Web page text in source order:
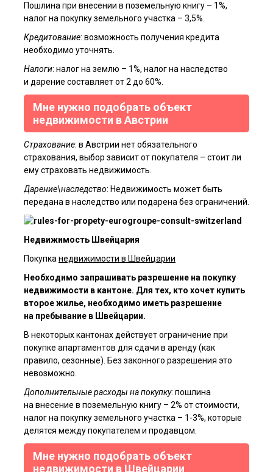
Пошлина при внесении в поземельную книгу – 1%,
налог на покупку земельного участка – 3,5%.
Кредитование: возможность получения кредита
необходимо уточнять.
Налоги: налог на землю – 1%, налог на наследство
и дарение составляет от 2 до 60%.
Мне нужно подобрать объект
недвижимости в Австрии
согласие на обработку персональных данных третьими лицами.
Отправить
Страхование: в Австрии нет обязательного
страхования, выбор зависит от покупателя – стоит ли
ему страховать недвижимость.
Дарение\наследство: Недвижимость может быть
передана в наследство или подарена без ограничений.
Недвижимость Швейцария
Покупка недвижимости в Швейцарии
Необходимо запрашивать разрешение на покупку
недвижимости в кантоне. Для тех, кто хочет купить
второе жилье, необходимо иметь разрешение
на пребывание в Швейцарии.
В некоторых кантонах действует ограничение при
покупке апартаментов для сдачи в аренду (как
правило, сезонные). Без законного разрешения это
невозможно.
Дополнительные расходы на покупку: пошлина
на внесение в поземельную книгу – 2% от стоимости,
налог на покупку земельного участка – 1-3%, которые
делятся между покупателем и продавцом.
Мне нужно подобрать объект
недвижимости в Швейцарии